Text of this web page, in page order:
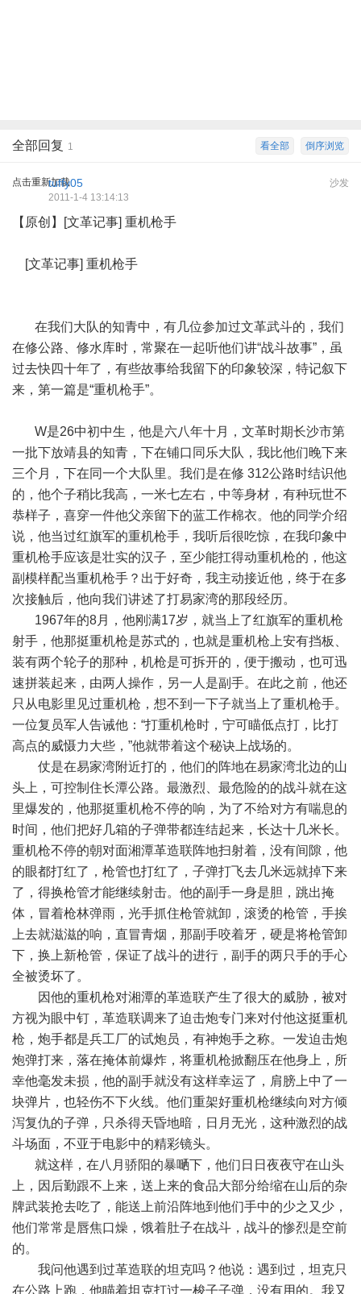
倒序浏览
看全部
全部回复 1
点击重新加载 沙发
tuffy05
2011-1-4 13:14:13
【原创】[文革记事] 重机枪手
[文革记事] 重机枪手
在我们大队的知青中，有几位参加过文革武斗的，我们
在修公路、修水库时，常聚在一起听他们讲“战斗故事”，虽
过去快四十年了，有些故事给我留下的印象较深，特记叙下
来，第一篇是“重机枪手”。
W是26中初中生，他是六八年十月，文革时期长沙市第
一批下放靖县的知青，下在铺口同乐大队，我比他们晚下来
三个月，下在同一个大队里。我们是在修 312公路时结识他
的，他个子稍比我高，一米七左右，中等身材，有种玩世不
恭样子，喜穿一件他父亲留下的蓝工作棉衣。他的同学介绍
说，他当过红旗军的重机枪手，我听后很吃惊，在我印象中
重机枪手应该是壮实的汉子，至少能扛得动重机枪的，他这
副模样配当重机枪手？出于好奇，我主动接近他，终于在多
次接触后，他向我们讲述了打易家湾的那段经历。
1967年的8月，他刚满17岁，就当上了红旗军的重机枪
射手，他那挺重机枪是苏式的，也就是重机枪上安有挡板、
装有两个轮子的那种，机枪是可拆开的，便于搬动，也可迅
速拼装起来，由两人操作，另一人是副手。在此之前，他还
只从电影里见过重机枪，想不到一下子就当上了重机枪手。
一位复员军人告诫他：“打重机枪时，宁可瞄低点打，比打
高点的威慑力大些，”他就带着这个秘诀上战场的。
仗是在易家湾附近打的，他们的阵地在易家湾北边的山
头上，可控制住长潭公路。最激烈、最危险的的战斗就在这
里爆发的，他那挺重机枪不停的响，为了不给对方有喘息的
时间，他们把好几箱的子弹带都连结起来，长达十几米长。
重机枪不停的朝对面湘潭革造联阵地扫射着，没有间隙，他
的眼都打红了，枪管也打红了，子弹打飞去几米远就掉下来
了，得换枪管才能继续射击。他的副手一身是胆，跳出掩
体，冒着枪林弹雨，光手抓住枪管就卸，滚烫的枪管，手挨
上去就滋滋的响，直冒青烟，那副手咬着牙，硬是将枪管卸
下，换上新枪管，保证了战斗的进行，副手的两只手的手心
全被烫坏了。
因他的重机枪对湘潭的革造联产生了很大的威胁，被对
方视为眼中钉，革造联调来了迫击炮专门来对付他这挺重机
枪，炮手都是兵工厂的试炮员，有神炮手之称。一发迫击炮
炮弹打来，落在掩体前爆炸，将重机枪掀翻压在他身上，所
幸他毫发未损，他的副手就没有这样幸运了，肩膀上中了一
块弹片，也轻伤不下火线。他们重架好重机枪继续向对方倾
泻复仇的子弹，只杀得天昏地暗，日月无光，这种激烈的战
斗场面，不亚于电影中的精彩镜头。
就这样，在八月骄阳的暴嗮下，他们日日夜夜守在山头
上，因后勤跟不上来，送上来的食品大部分给缩在山后的杂
牌武装抢去吃了，能送上前沿阵地到他们手中的少之又少，
他们常常是唇焦口燥，饿着肚子在战斗，战斗的惨烈是空前
的。
我问他遇到过革造联的坦克吗？他说：遇到过，坦克只
在公路上跑，他瞄着坦克打过一梭子子弹，没有用的。我又